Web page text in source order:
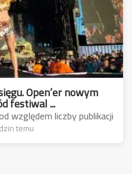
Open’er nowym
festiwal ...
względem liczby publikacji
temu